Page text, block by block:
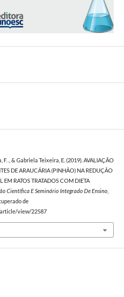
., & Gabriela Teixeira, E. (2019). AVALIAÇÃO
DE ARAUCÁRIA (PINHÃO) NA REDUÇÃO
EM RATOS TRATADOS COM DIETA
Científica E Seminário Integrado De Ensino,
de
view/22587